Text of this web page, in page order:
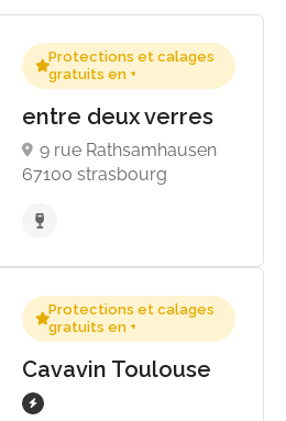
Protections et calages
gratuits en +
entre deux verres
9 rue Rathsamhausen
67100 strasbourg
Protections et calages
gratuits en +
Cavavin Toulouse